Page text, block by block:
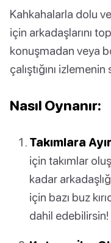
Kahkahalarla dolu
için arkadaşlarını
konuşmadan veya
çalıştığını
Nasıl Oynanır:
Takımlara
için takımlar
kadar
için bazı buz
dahil edebilirsin!